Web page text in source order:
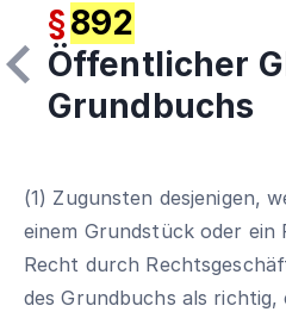
§892
Öffentlicher
Grundbuchs
(1) Zugunsten desjenigen,
einem Grundstück oder ein
Recht durch
des Grundbuchs als richtig,